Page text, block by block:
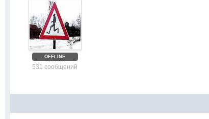
OFFLINE
531 сообщений